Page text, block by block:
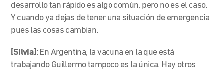
desarrollo tan rápido es algo común, pero no es el caso.
Y cuando ya dejas de tener una situación de emergencia
pues las cosas cambian.
[Silvia] : En Argentina, la vacuna en la que está
trabajando Guillermo tampoco es la única. Hay otros